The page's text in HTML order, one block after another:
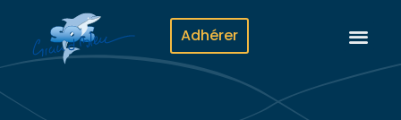
Adhérer